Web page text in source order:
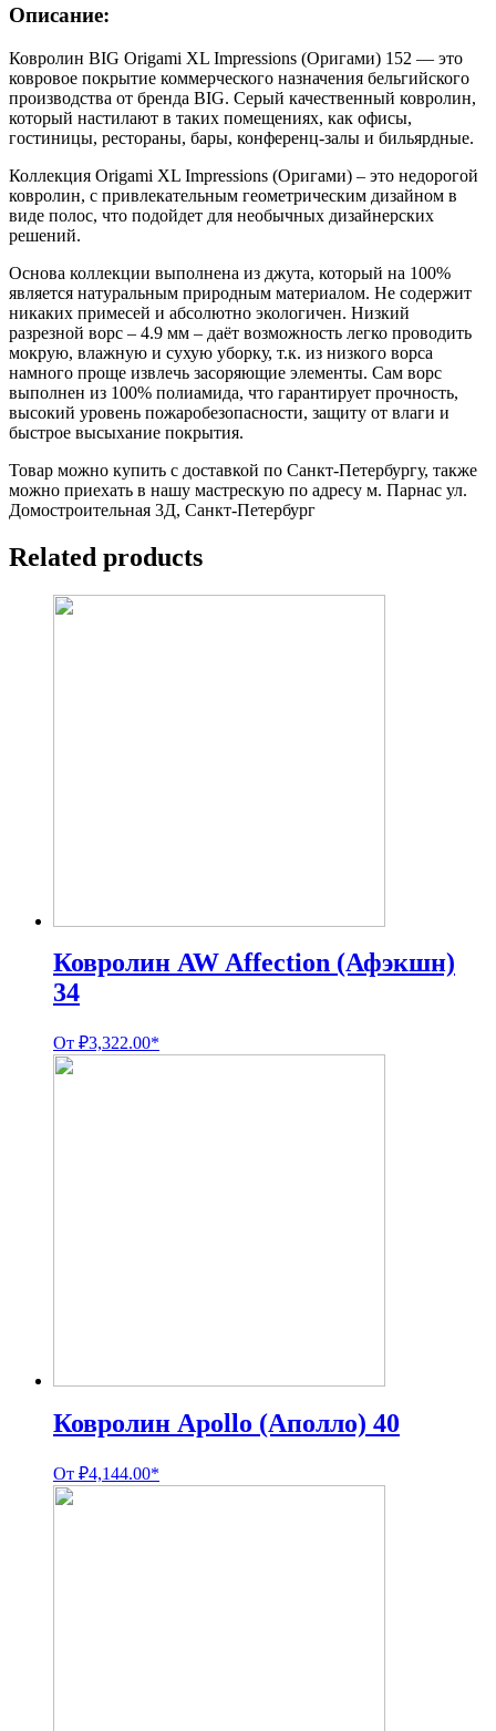
Описание:
Ковролин BIG Origami XL Impressions (Оригами) 152 — это
ковровое покрытие коммерческого назначения бельгийского
производства от бренда BIG. Серый качественный ковролин,
который настилают в таких помещениях, как офисы,
гостиницы, рестораны, бары, конференц-залы и бильярдные.
Коллекция Origami XL Impressions (Оригами) – это недорогой
ковролин, c привлекательным геометрическим дизайном в
виде полос, что подойдет для необычных дизайнерских
решений.
Основа коллекции выполнена из джута, который на 100%
является натуральным природным материалом. Не содержит
никаких примесей и абсолютно экологичен. Низкий
разрезной ворс – 4.9 мм – даёт возможность легко проводить
мокрую, влажную и сухую уборку, т.к. из низкого ворса
намного проще извлечь засоряющие элементы. Сам ворс
выполнен из 100% полиамида, что гарантирует прочность,
высокий уровень пожаробезопасности, защиту от влаги и
быстрое высыхание покрытия.
Товар можно купить с доставкой по Санкт-Петербургу, также
можно приехать в нашу мастрескую по адресу м. Парнас ул.
Домостроительная 3Д, Санкт-Петербург
Related products
Ковролин AW Affection (Афэкшн)
34
От ₽3,322.00*
Ковролин Apollo (Аполло) 40
От ₽4,144.00*